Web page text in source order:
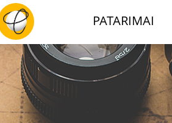
PATARIMAI